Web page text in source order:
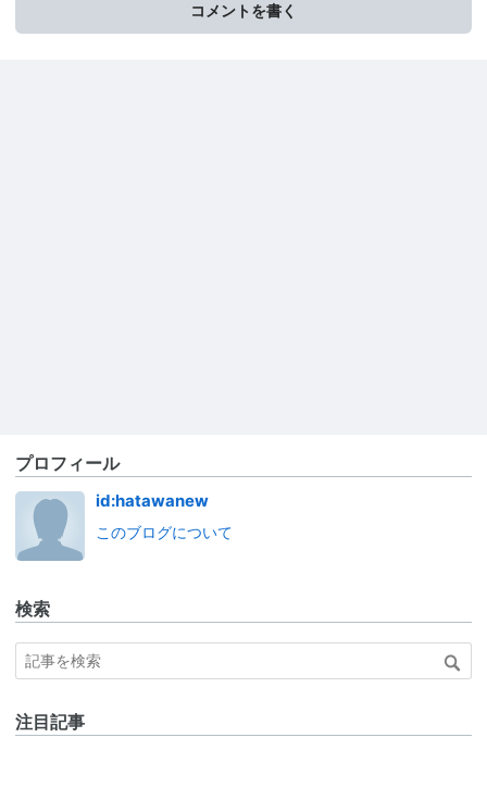
コメントを書く
プロフィール
id:hatawanew
このブログについて
検索
注目記事